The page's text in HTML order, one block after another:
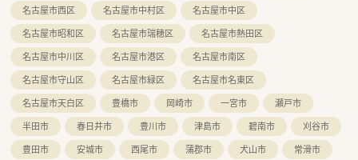
名古屋市西区
名古屋市中村区
名古屋市中区
名古屋市昭和区
名古屋市瑞穂区
名古屋市熱田区
名古屋市中川区
名古屋市港区
名古屋市南区
名古屋市守山区
名古屋市緑区
名古屋市名東区
名古屋市天白区
豊橋市 岡崎市 一宮市
瀬戸市
半田市
春日井市 豊川市 津島市 碧南市
刈谷市
豊田市
安城市 西尾市 蒲郡市 犬山市
常滑市